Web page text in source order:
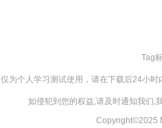
Tag
为个人学习测试使用，请在下载后24小
如侵犯到您的权益,请及时通知我们,
Copyright©2025